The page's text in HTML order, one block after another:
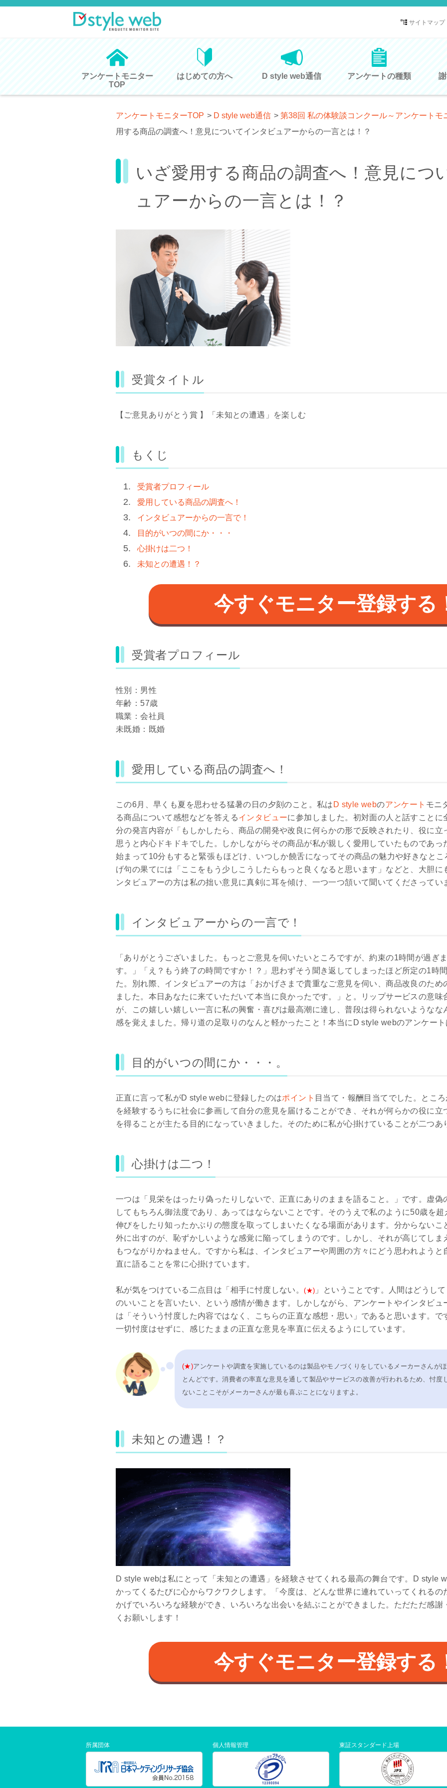
サイトマップ
アンケートモニター
TOP
はじめての方へ D style web通信 アンケートの種類
アンケートモニターTOP > D style web通信 > 第38回 私の体験談コンクール～アンケートモ
用する商品の調査へ！意見についてインタビュアーからの一言とは！？
いざ愛用する商品の調査へ！意見につ
ュアーからの一言とは！？
受賞タイトル
【ご意見ありがとう賞 】「未知との遭遇」を楽しむ
もくじ
受賞者プロフィール
愛用している商品の調査へ！
インタビュアーからの一言で！
目的がいつの間にか・・・
心掛けは二つ！
未知との遭遇！？
今すぐモニター登録する
受賞者プロフィール
性別：男性
年齢：57歳
職業：会社員
未既婚：既婚
愛用している商品の調査へ！
この6月、早くも夏を思わせる猛暑の日の夕刻のこと。私は D style webのアンケート モニ
る商品について感想などを答えるインタビューに参加しました。初対面の人と話すことに
分の発言内容が「もしかしたら、商品の開発や改良に何らかの形で反映されたり、役に立
思うと内心ドキドキでした。しかしながらその商品が私が親しく愛用していたものであっ
始まって10分もすると緊張もほどけ、いつしか饒舌になってその商品の魅力や好きなと
げ句の果てには「ここをもう少しこうしたらもっと良くなると思います」などと、大胆に
ンタビュアーの方は私の拙い意見に真剣に耳を傾け、一つ一つ頷いて聞いてくださってい
インタビュアーからの一言で！
「ありがとうございました。もっとご意見を伺いたいところですが、約束の1時間が過ぎ
す。」「え？もう終了の時間ですか！？」思わずそう聞き返してしまったほど所定の1時
た。別れ際、インタビュアーの方は「おかげさまで貴重なご意見を伺い、商品改良のため
ました。本日あなたに来ていただいて本当に良かったです。」と。リップサービスの意
が、この嬉しい嬉しい一言に私の興奮・喜びは最高潮に達し、普段は得られないようなな
感を覚えました。帰り道の足取りのなんと軽かったこと！本当にD style webのアンケー
目的がいつの間にか・・・。
正直に言って私がD style webに登録したのはポイント 目当て・報酬目当てでした。とこ
を経験するうちに社会に参画して自分の意見を届けることができ、それが何らかの役に
を得ることが主たる目的になっていきました。そのために私が心掛けていることが二つあ
心掛けは二つ！
一つは「見栄をはったり偽ったりしないで、正直にありのままを語ること。」です。虚偽
してもちろん御法度であり、あってはならないことです。そのうえで私のように50歳を
伸びをしたり知ったかぶりの態度を取ってしまいたくなる場面があります。分からないこ
外に出すのが、恥ずかしいような感覚に陥ってしまうのです。しかし、それが高じてしま
もつながりかねません。ですから私は、インタビュアーや周囲の方々にどう思われよう
直に語ることを常に心掛けています。
私が気をつけている二点目は「相手に忖度しない。(★) 」ということです。人間はどうし
のいいことを言いたい、という感情が働きます。しかしながら、アンケートやインタビュ
は「そういう忖度した内容ではなく、こちらの正直な感想・思い」であると思います。で
一切忖度はせずに、感じたままの正直な意見を率直に伝えるようにしています。
(★)アンケートや調査を実施しているのは製品やモノづくりをしているメーカーさんがほ
とんどです。消費者の率直な意見を通して製品やサービスの改善が行われるため、忖度
ないことこそがメーカーさんが最も喜ぶことになりますよ。
未知との遭遇！？
D style webは私にとって「未知との遭遇」を経験させてくれる最高の舞台です。D style
かってくるたびに心からワクワクします。「今度は、どんな世界に連れていってくれる
かげでいろいろな経験ができ、いろいろな出会いを結ぶことができました。ただただ感謝
くお願いします！
今すぐモニター登録する
所属団体 個人情報管理 東証スタンダード上場